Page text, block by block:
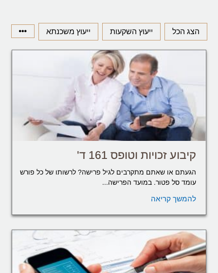
הצג הכל ייעוץ השקעות ייעוץ משכנתא
קיבוע זכויות וטופס 161 ד'
הגעתם או שאתם מתקרבים לגיל פרישה? לרשותו של כל פורש
עומד סל פטור. במועד הפרישה...
להמשך קריאה